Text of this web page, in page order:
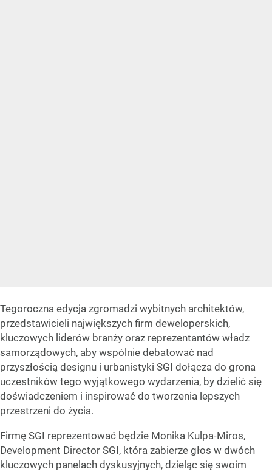
Tegoroczna edycja zgromadzi wybitnych architektów,
przedstawicieli największych firm deweloperskich,
kluczowych liderów branży oraz reprezentantów władz
samorządowych, aby wspólnie debatować nad
przyszłością designu i urbanistyki SGI dołącza do grona
uczestników tego wyjątkowego wydarzenia, by dzielić się
doświadczeniem i inspirować do tworzenia lepszych
przestrzeni do życia.
Firmę SGI reprezentować będzie Monika Kulpa-Miros,
Development Director SGI, która zabierze głos w dwóch
kluczowych panelach dyskusyjnych, dzieląc się swoim